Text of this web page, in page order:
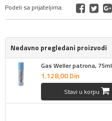
Podeli sa prijateljima:
Nedavno pregledani proizvodi
Gas Weller patrona, 75ml
1.128,00Din
Stavi u korpu